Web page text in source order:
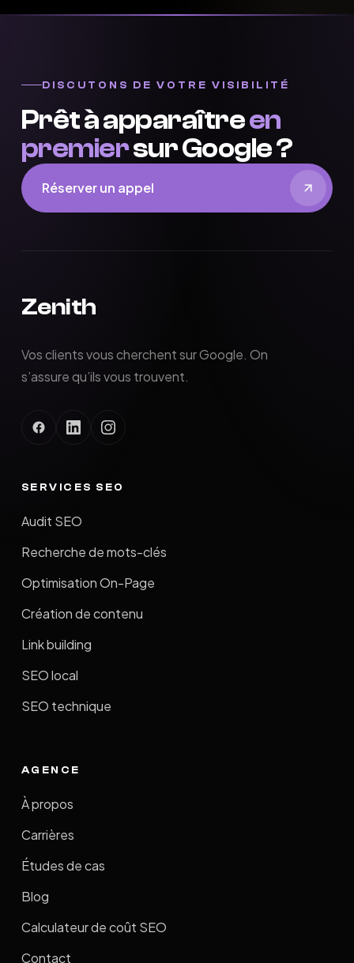
DISCUTONS DE VOTRE VISIBILITÉ
Prêt à apparaîtreen
premiersur Google ?
Réserver un appel
Zenith
Vos clients vous cherchent sur Google. On
s’assure qu’ils vous trouvent.
SERVICES SEO
Audit SEO
Recherche de mots-clés
Optimisation On-Page
Création de contenu
Link building
SEO local
SEO technique
AGENCE
À propos
Carrières
Études de cas
Blog
Calculateur de coût SEO
Contact